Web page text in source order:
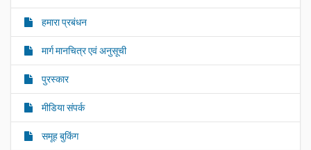
हमारा प्रबंधन
मार्ग मानचित्र एवं अनुसूची
पुरस्कार
मीडिया संपर्क
समूह बुकिंग